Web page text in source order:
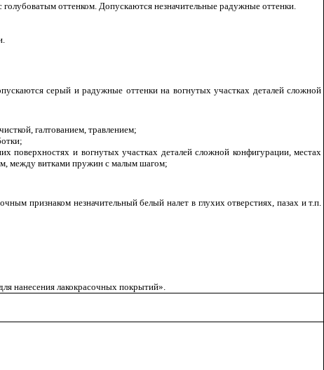
оттенком. Допускаются незначительные радужные оттенки.
серый и радужные оттенки на вогнутых участках деталей сложной
галтованием, травлением;
поверхностях и вогнутых участках деталей сложной конфигурации, местах
между витками пружин с малым шагом;
признаком незначительный белый налет в глухих отверстиях, пазах и т.п.
нанесения лакокрасочных покрытий».